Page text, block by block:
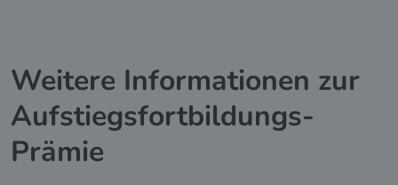
Weitere Informationen zur
Aufstiegsfortbildungs-
Prämie